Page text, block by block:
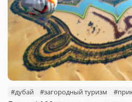
#дубай #загородный туризм